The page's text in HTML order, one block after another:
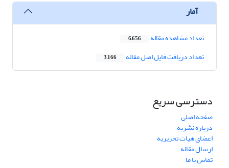
آمار
تعداد مشاهده مقاله 6,656
تعداد دریافت فایل اصل مقاله 3,166
دسترسی سریع
صفحه اصلی
درباره نشریه
اعضای هیات تحریریه
ارسال مقاله
تماس با ما